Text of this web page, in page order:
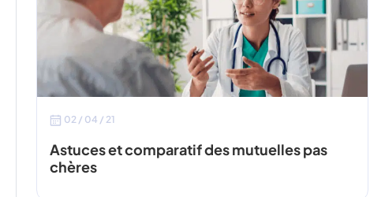
02 / 04 / 21
Astuces et comparatif des mutuelles pas
chères